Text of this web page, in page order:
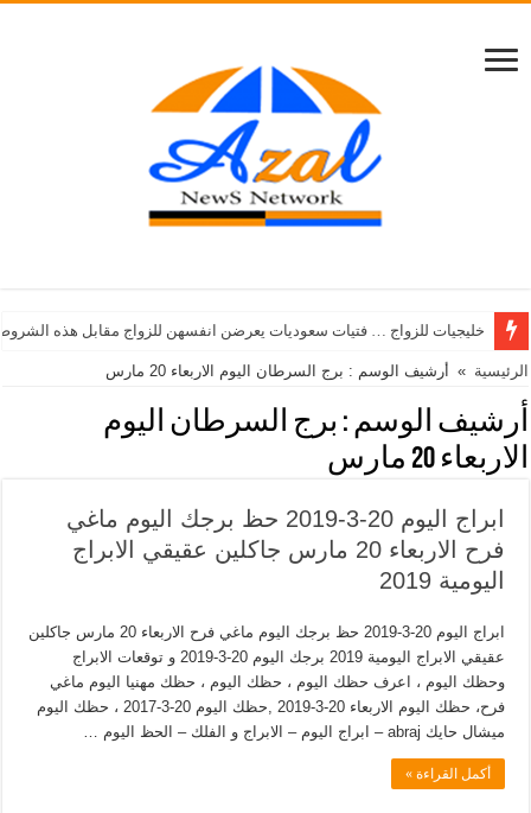
خليجيات للزواج … فتيات سعوديات يعرضن انفسهن للزواج مقابل هذه
الرئيسية » أرشيف الوسم : برج السرطان اليوم الاربعاء 20 مارس
أرشيف الوسم : برج السرطان اليوم
الاربعاء 20 مارس
ابراج اليوم 20-3-2019 حظ برجك اليوم ماغي
فرح الاربعاء 20 مارس جاكلين عقيقي الابراج
اليومية 2019
ابراج اليوم 20-3-2019 حظ برجك اليوم ماغي فرح الاربعاء 20 مارس جاكلين
عقيقي الابراج اليومية 2019 برجك اليوم 20-3-2019 و توقعات الابراج
وحظك اليوم ، اعرف حظك اليوم ، حظك اليوم ، حظك مهنيا اليوم ماغي
فرح، حظك اليوم الاربعاء 20-3-2019 ,حظك اليوم 20-3-2017 ، حظك اليوم
ميشال حايك abraj – ابراج اليوم – الابراج و الفلك – الحظ اليوم …
أكمل القراءة »